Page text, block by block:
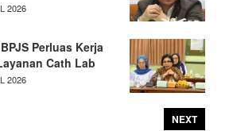
2026
Perluas Kerja
Cath Lab
2026
NEXT